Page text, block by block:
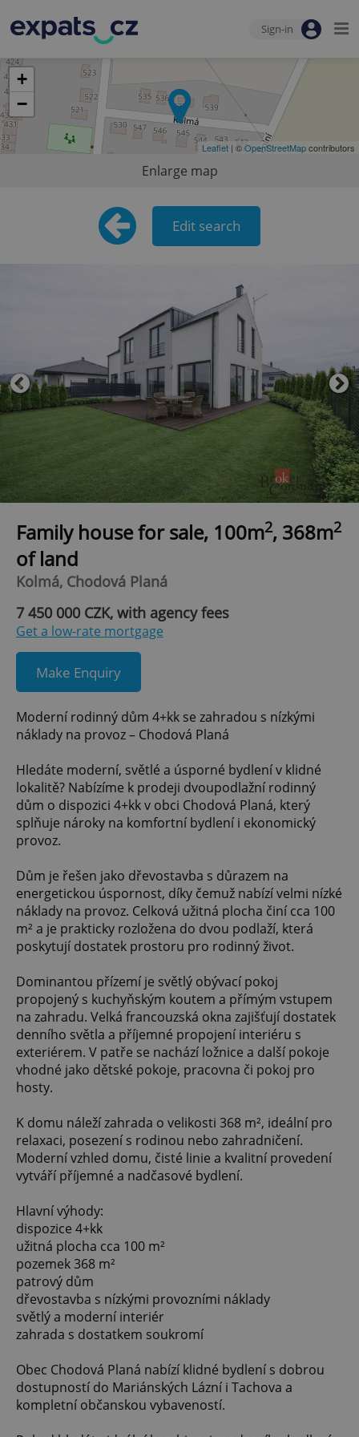
Sign-in
+
−
Leaflet | ©OpenStreetMapcontributors
Enlarge map
Edit search
Family house for sale, 100m2, 368m2
of land
Kolmá, Chodová Planá
7 450 000 CZK, with agency fees
Get a low-rate mortgage
Make Enquiry
Moderní rodinný dům 4+kk se zahradou s nízkými
náklady na provoz – Chodová Planá
Hledáte moderní, světlé a úsporné bydlení v klidné
lokalitě? Nabízíme k prodeji dvoupodlažní rodinný
dům o dispozici 4+kk v obci Chodová Planá, který
splňuje nároky na komfortní bydlení i ekonomický
provoz.
Dům je řešen jako dřevostavba s důrazem na
energetickou úspornost, díky čemuž nabízí velmi nízké
náklady na provoz. Celková užitná plocha činí cca 100
m² a je prakticky rozložena do dvou podlaží, která
poskytují dostatek prostoru pro rodinný život.
Dominantou přízemí je světlý obývací pokoj
propojený s kuchyňským koutem a přímým vstupem
na zahradu. Velká francouzská okna zajišťují dostatek
denního světla a příjemné propojení interiéru s
exteriérem. V patře se nachází ložnice a další pokoje
vhodné jako dětské pokoje, pracovna či pokoj pro
hosty.
K domu náleží zahrada o velikosti 368 m², ideální pro
relaxaci, posezení s rodinou nebo zahradničení.
Moderní vzhled domu, čisté linie a kvalitní provedení
vytváří příjemné a nadčasové bydlení.
Hlavní výhody:
dispozice 4+kk
užitná plocha cca 100 m²
pozemek 368 m²
patrový dům
dřevostavba s nízkými provozními náklady
světlý a moderní interiér
zahrada s dostatkem soukromí
Obec Chodová Planá nabízí klidné bydlení s dobrou
dostupností do Mariánských Lázní i Tachova a
kompletní občanskou vybaveností.